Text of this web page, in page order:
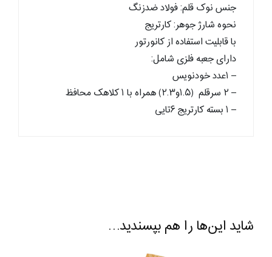
جنس نوک قلم: فولاد ضدزنگ
نحوه شارژ جوهر: کارتریج
با قابلیت استفاده از کانورتور
دارای جعبه فلزی شامل:
– ۱عدد خودنویس
– ۲ سرقلم (۱.۵و۲.۳) همراه با ۱ کلاهک محافظ
– ۱ بسته کارتریج ۶تایی
شاید این‌ها را هم بپسندید…